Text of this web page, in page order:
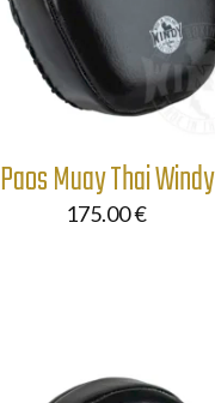
Paos Muay Thai Windy
175.00€